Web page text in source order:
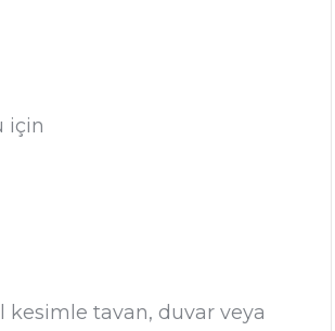
için
kesimle tavan, duvar veya